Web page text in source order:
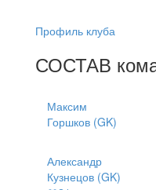
Профиль клуба
СОСТАВ
Максим
Горшков (GK)
Александр
Кузнецов (GK)